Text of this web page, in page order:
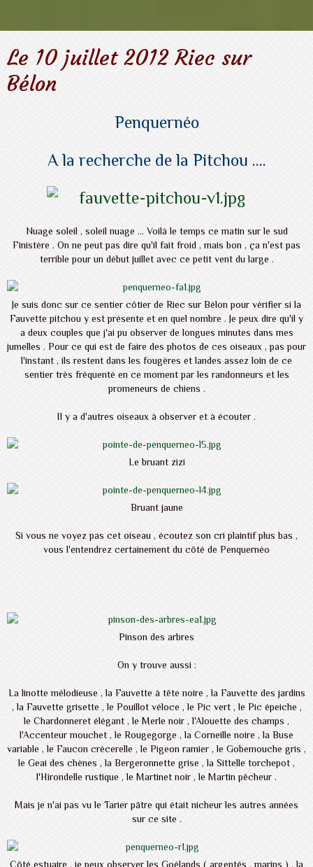
Le 10 juillet 2012 Riec sur
Bélon
Penquernéo
A la recherche de la Pitchou ....
Nuage soleil , soleil nuage ... Voilà le temps ce matin sur le sud
Finistère . On ne peut pas dire qu'il fait froid , mais bon , ça n'est pas
terrible pour un début juillet avec ce petit vent du large .
Je suis donc sur ce sentier côtier de Riec sur Bélon pour vérifier si la
Fauvette pitchou y est présente et en quel nombre . Je peux dire qu'il y
a deux couples que j'ai pu observer de longues minutes dans mes
jumelles . Pour ce qui est de faire des photos de ces oiseaux , pas pour
l'instant , ils restent dans les fougères et landes assez loin de ce
sentier très fréquenté en ce moment par les randonneurs et les
promeneurs de chiens .
Il y a d'autres oiseaux à observer et à écouter .
Le bruant zizi
Bruant jaune
Si vous ne voyez pas cet oiseau , écoutez son cri plaintif plus bas ,
vous l'entendrez certainement du côté de Penquernéo
Pinson des arbres
On y trouve aussi :
La linotte mélodieuse , la Fauvette à tête noire , la Fauvette des jardins
, la Fauvette grisette , le Pouillot véloce , le Pic vert , le Pic épeiche ,
le Chardonneret élégant , le Merle noir , l'Alouette des champs ,
l'Accenteur mouchet , le Rougegorge , la Corneille noire , la Buse
variable , le Faucon crécerelle , le Pigeon ramier , le Gobemouche gris ,
le Geai des chènes , la Bergeronnette grise , la Sittelle torchepot ,
l'Hirondelle rustique , le Martinet noir , le Martin pêcheur .
Mais je n'ai pas vu le Tarier pâtre qui était nicheur les autres années
sur ce site .
Côté estuaire , je peux observer les Goélands ( argentés , marins ) , la